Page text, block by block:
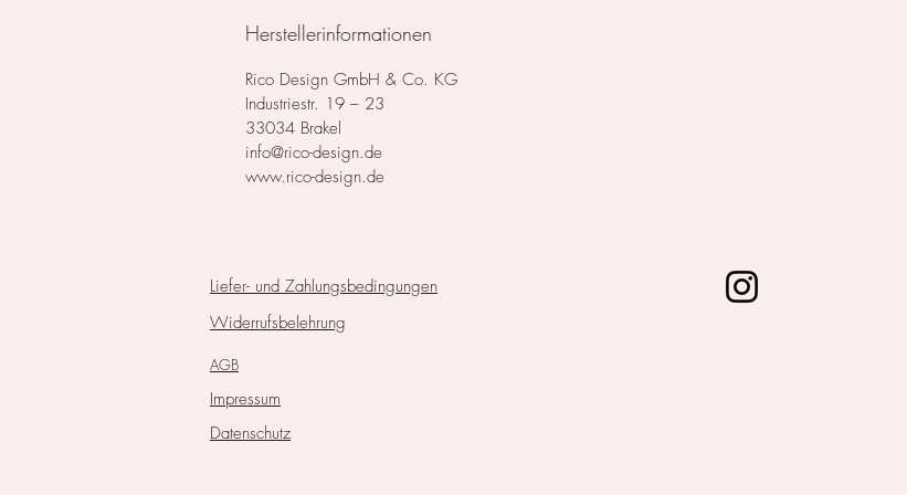
Herstellerinformationen
Rico Design GmbH & Co. KG
Industriestr. 19 – 23
33034 Brakel
info@rico-design.de
www.rico-design.de
Liefer- und Zahlungsbedingungen
Widerrufsbelehrung
AGB
Impressum
Datenschutz